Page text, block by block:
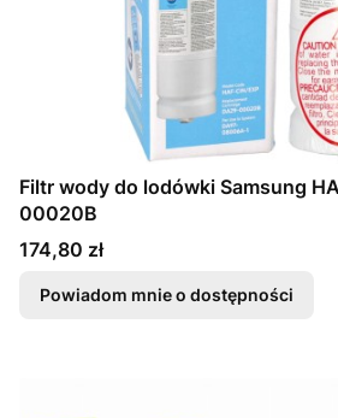
Filtr wody do lodówki Samsung
00020B
Cena
174,80 zł
Powiadom mnie o dostępności